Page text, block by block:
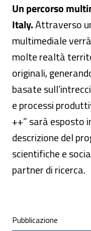
Un percorso
Italy.Attraverso
multimediale
molte realtà
originali,
basate
e processi
++” sarà esposto
descrizione del
scientifiche e
partner di ricerca.
Condivisione
Pubblicazione